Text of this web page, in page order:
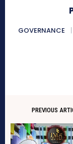
GOVERNANCE
PREVIOUS